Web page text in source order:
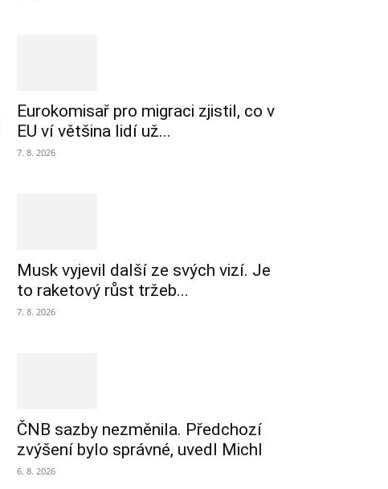
Eurokomisař pro migraci zjistil, co v
EU ví většina lidí už...
7. 8. 2026
Musk vyjevil další ze svých vizí. Je
to raketový růst tržeb...
7. 8. 2026
ČNB sazby nezměnila. Předchozí
zvýšení bylo správné, uvedl Michl
6. 8. 2026